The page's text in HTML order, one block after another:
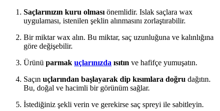
Saçlarınızın kuru olması önemlidir. Islak saçlara wax
uygulaması, istenilen şeklin alınmasını zorlaştırabilir.
Bir miktar wax alın. Bu miktar, saç uzunluğuna ve kalınlığına
göre değişebilir.
Ürünü parmak uçlarınızda ısıtın ve hafifçe yumuşatın.
Saçın uçlarından başlayarak dip kısımlara doğru dağıtın.
Bu, doğal ve hacimli bir görünüm sağlar.
İstediğiniz şekli verin ve gerekirse saç spreyi ile sabitleyin.